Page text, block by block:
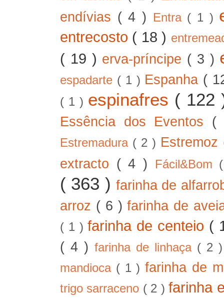
endívias ( 4 ) Entra ( 1 )
entrecosto ( 18 )
( 19 ) erva-príncipe ( 3 )
espadarte ( 1 ) Espanha (
( 1 ) espinafres (
Essência dos Eventos (
Estremadura ( 2 ) Estremoz
extracto ( 4 ) Fácil&Bom
( 363 )farinha de
arroz ( 6 )farinha de
( 1 )farinha de centeio (
( 4 ) farinha de linhaça ( 2
mandioca ( 1 )farinha de
trigo sarraceno ( 2 )farinha